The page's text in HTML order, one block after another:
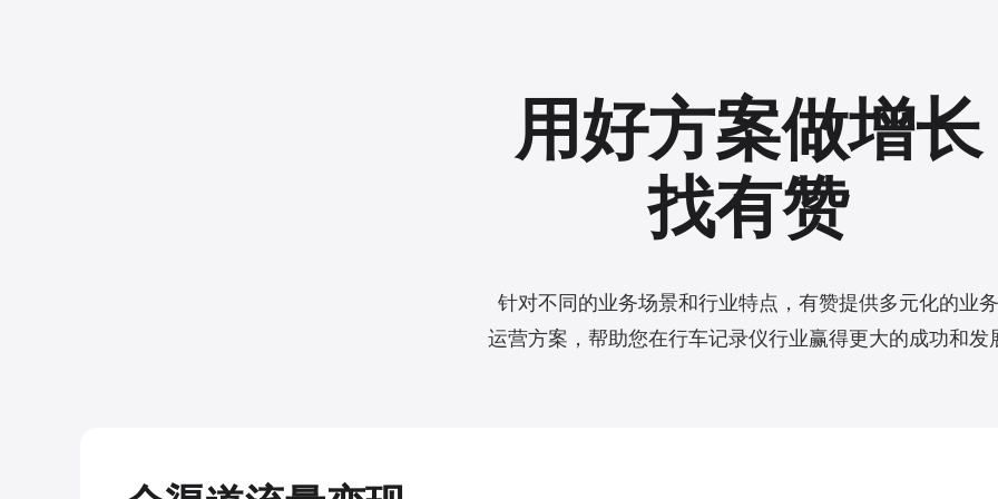
用好方案做增长
找有赞
针对不同的业务场景和行业特点，有赞提供多元化的业务
运营方案，帮助您在行车记录仪行业赢得更大的成功和发